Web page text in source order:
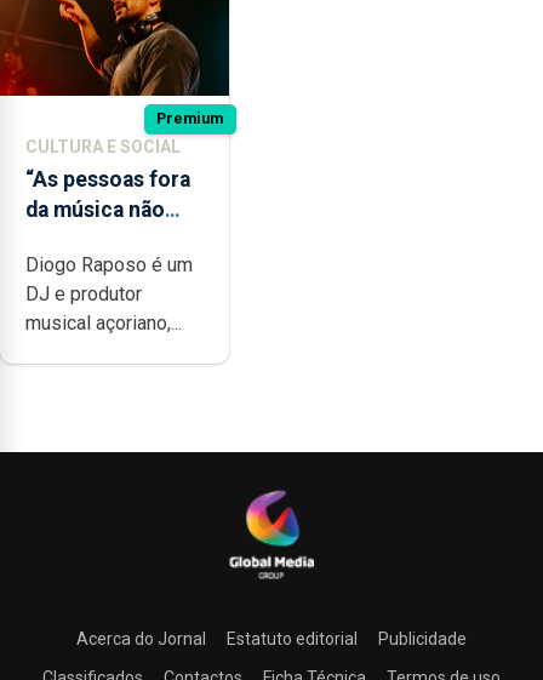
Premium
CULTURA E SOCIAL
“As pessoas fora
da música não
quão difícil é
produzir uma
música”
Diogo Raposo é um
DJ e produtor
musical açoriano,...
Acerca do Jornal Estatuto editorial
Publicidade